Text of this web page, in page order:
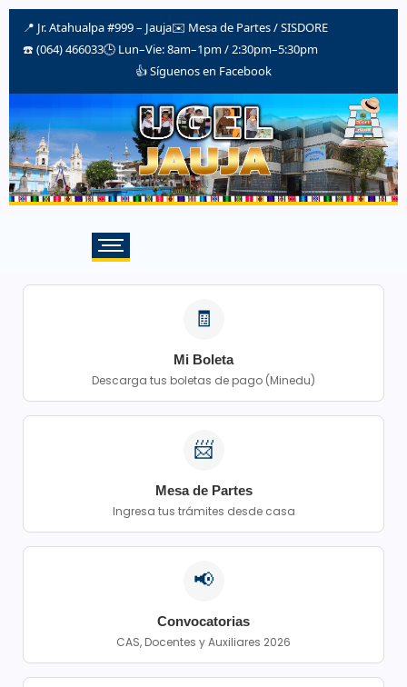
📍 Jr. Atahualpa #999 – Jauja✉️ Mesa de Partes / SISDORE
☎️ (064) 466033🕒 Lun–Vie: 8am–1pm / 2:30pm–5:30pm
👍 Síguenos en Facebook
🧾
Mi Boleta
Descarga tus boletas de pago (Minedu)
📨
Mesa de Partes
Ingresa tus trámites desde casa
📢
Convocatorias
CAS, Docentes y Auxiliares 2026